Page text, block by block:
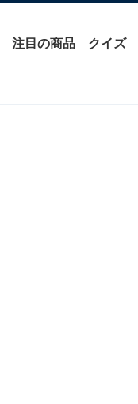
注目の商品 クイズ